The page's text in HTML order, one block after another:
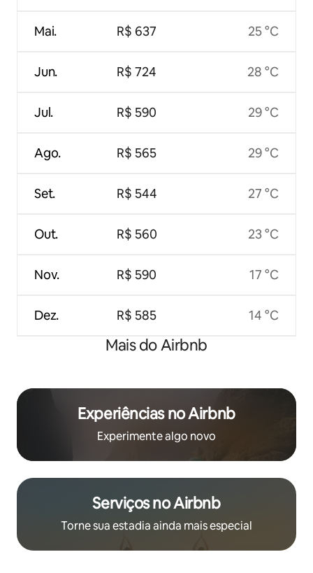
Mai.
Jun.
Jul.
Ago.
Set.
Out.
Nov.
Dez.
R$ 637
R$ 724
R$ 590
R$ 565
R$ 544
R$ 560
R$ 590
R$ 585
25 °C
28 °C
29 °C
29 °C
27 °C
23 °C
17 °C
14 °C
Mais do Airbnb
Experiências no Airbnb
Experimente algo novo
Serviços no Airbnb
Torne sua estadia ainda mais especial